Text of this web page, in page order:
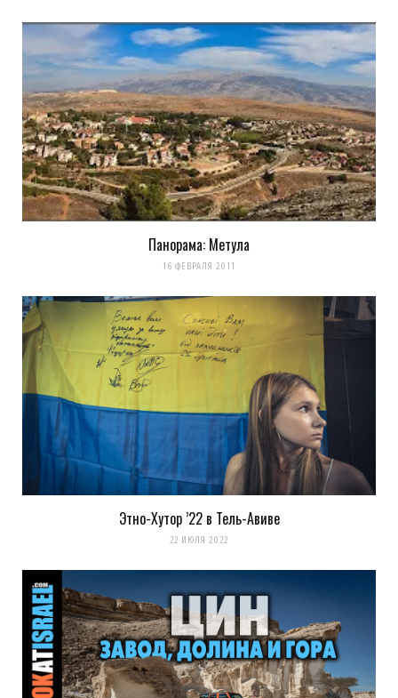
Панорама: Метула
16 ФЕВРАЛЯ 2011
Этно-Хутор ’22 в Тель-Авиве
22 ИЮЛЯ 2022